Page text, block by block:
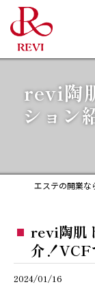
revi陶
ション
revi陶肌
介！VCF
2024/01/16